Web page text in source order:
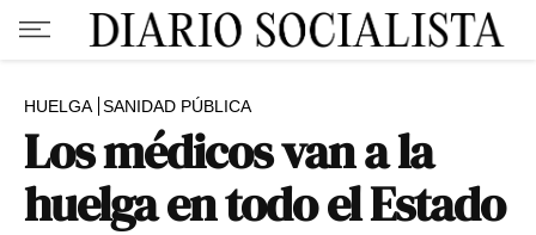
HUELGA SANIDAD PÚBLICA
Los médicos van a la
huelga en todo el Estado